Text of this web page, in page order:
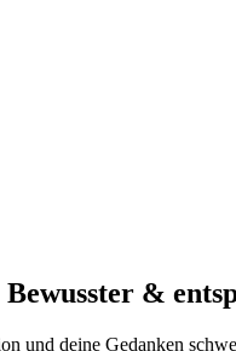
&
und deine Gedanken